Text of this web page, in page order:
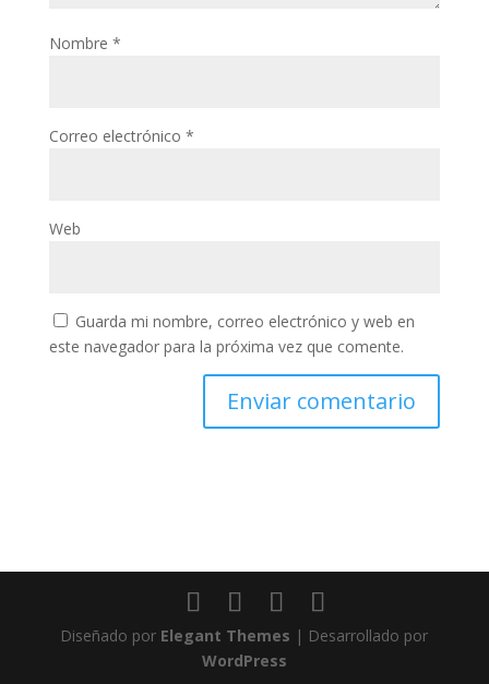
Nombre *
Correo electrónico *
Web
Guarda mi nombre, correo electrónico y web en
este navegador para la próxima vez que comente.
Diseñado por Elegant Themes | Desarrollado por
WordPress